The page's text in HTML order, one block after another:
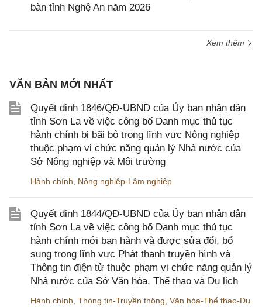
bàn tỉnh Nghệ An năm 2026
Xem thêm
VĂN BẢN MỚI NHẤT
Quyết định 1846/QĐ-UBND của Ủy ban nhân dân
tỉnh Sơn La về việc công bố Danh mục thủ tục
hành chính bị bãi bỏ trong lĩnh vực Nông nghiệp
thuộc phạm vi chức năng quản lý Nhà nước của
Sở Nông nghiệp và Môi trường
Hành chính Nông nghiệp-Lâm nghiệp
Quyết định 1844/QĐ-UBND của Ủy ban nhân dân
tỉnh Sơn La về việc công bố Danh mục thủ tục
hành chính mới ban hành và được sửa đổi, bổ
sung trong lĩnh vực Phát thanh truyền hình và
Thông tin điện tử thuộc phạm vi chức năng quản lý
Nhà nước của Sở Văn hóa, Thể thao và Du lịch
Hành chính Thông tin-Truyền thông Văn hóa-Thể thao-Du